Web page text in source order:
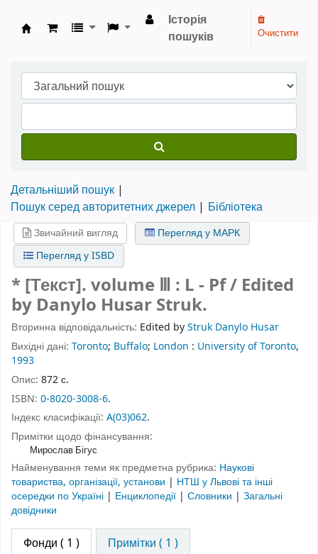
Бібліотека НТШ › Електронний каталог
Історія
пошуків
Очистити
Детальніший пошук
Пошук серед авторитетних джерел
Бібліотека
Звичайний вигляд
Перегляд у МАРК
Перегляд у ISBD
* [Текст].volume Ⅲ : L - Pf / Edited
by Danylo Husar Struk.
Вторинна відповідальність: Edited byStruk Danylo Husar
Вихідні дані: Toronto; Buffalo; London : University of Toronto,
1993
Опис: 872 с.
ISBN: 0-8020-3008-6.
Індекс класифікації: A(03)062.
Примітки щодо фінансування:
Мирослав Бігус
Найменування теми як предметна рубрика: Наукові
товариства, організації, установи | НТШ у Львові та інші
осередки по Україні | Енциклопедії | Словники | Загальні
довідники
Фонди ( 1 ) Примітки ( 1 )